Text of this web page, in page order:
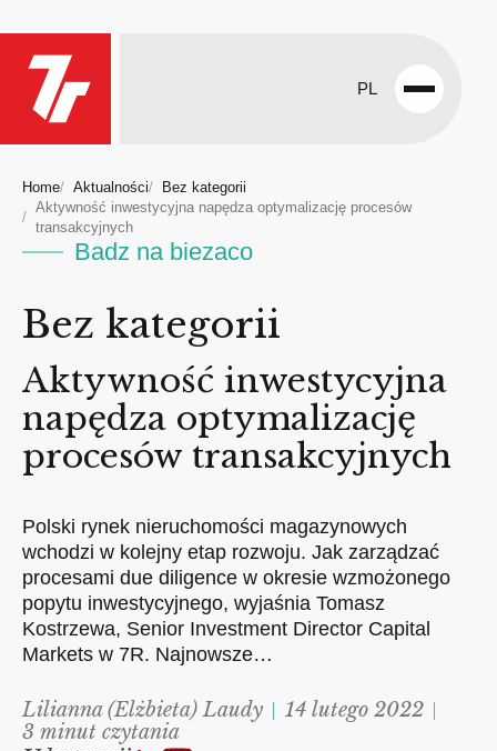
PL
Open
Home Aktualności
Bez kategorii
Aktywność inwestycyjna napędza optymalizację procesów
transakcyjnych
Badz na biezaco
Bez kategorii
Aktywność inwestycyjna
napędza optymalizację
procesów transakcyjnych
Polski rynek nieruchomości magazynowych
wchodzi w kolejny etap rozwoju. Jak zarządzać
procesami due diligence w okresie wzmożonego
popytu inwestycyjnego, wyjaśnia Tomasz
Kostrzewa, Senior Investment Director Capital
Markets w 7R. Najnowsze…
Lilianna (Elżbieta) Laudy
14 lutego 2022
3 minut czytania